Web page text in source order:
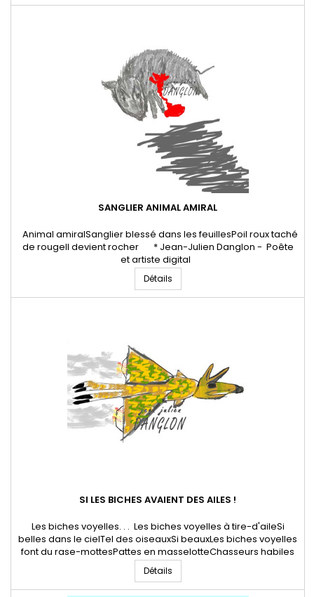
SANGLIER ANIMAL AMIRAL
Animal amiralSanglier blessé dans les feuillesPoil roux taché
de rougeIl devient rocher * Jean-Julien Danglon - Poête
et artiste digital
Détails
SI LES BICHES AVAIENT DES AILES !
Les biches voyelles. . . Les biches voyelles à tire-d'aileSi
belles dans le cielTel des oiseauxSi beauxLes biches voyelles
font du rase-mottesPattes en masselotteChasseurs habiles
volent en escadrillePilotes armées jusqu'aux dentsLes biches
voyelles ont un plumage,Couleur gribouillagePégase tout en
bravoureChasse à coursLes biches voyelles telles des...
Détails